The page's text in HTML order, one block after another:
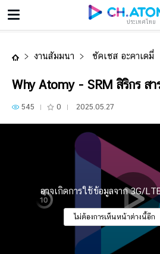
ประเทศไทย
Why Atomy - SRM สิริกร สารพล
งานสัมมนา ซัคเซส อะคาเดมี่
Why Atomy - SRM สิริกร สา
545 0 2025.05.27
อาจเกิดการใช้ข้อมูลจาก 3G/
ไม่ต้องการเห็นหน้าต่างนี้อีก